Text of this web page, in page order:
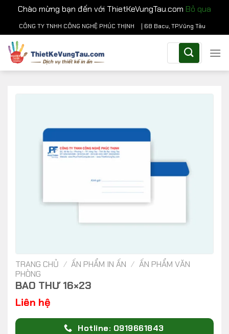
Chào mừng bạn đến với ThietKeVungTau.com Bỏ qua
Chuyển
đến
nội
dung
CÔNG TY TNHH CÔNG NGHỆ PHÚC THỊNH | 68 Bacu, TP.Vũng Tàu
kiếm:
TRANG CHỦ / ẤN PHẨM IN ẤN / ẤN PHẨM VĂN
PHÒNG
BAO THƯ 16×23
Liên hệ
Hotline: 0919661843